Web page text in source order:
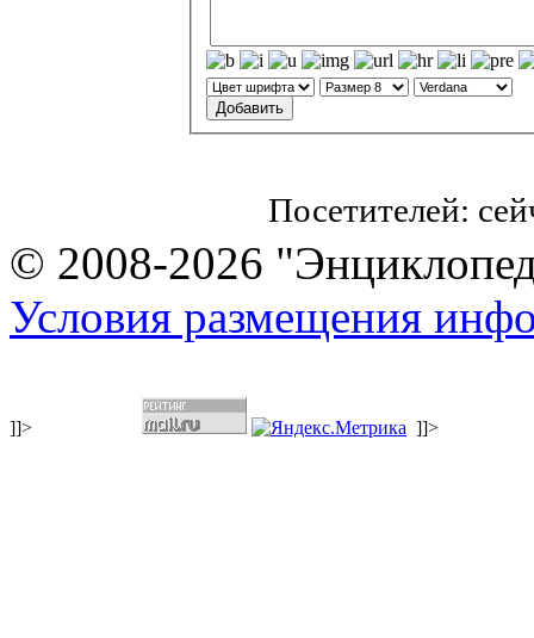
Посетителей:
© 2008-2026
Условия размещения
]]> ]]>